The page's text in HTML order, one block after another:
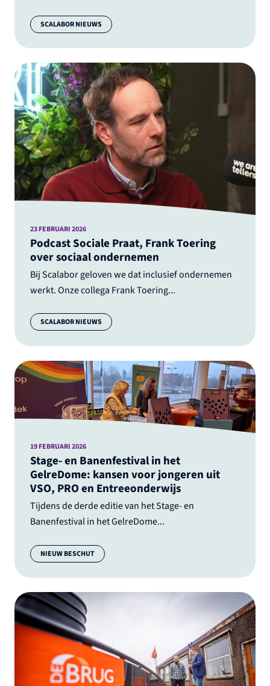
Categorie:
SCALABOR NIEUWS
Podcast Sociale Praat, Frank Toering
over sociaal ondernemen
Bij Scalabor geloven we dat inclusief ondernemen
werkt. Onze collega Frank Toering...
23 FEBRUARI 2026
Categorie:
SCALABOR NIEUWS
Stage- en Banenfestival in het
GelreDome: kansen voor jongeren uit
VSO, PRO en Entreeonderwijs
Tijdens de derde editie van het Stage- en
Banenfestival in het GelreDome...
19 FEBRUARI 2026
Categorie:
NIEUW BESCHUT